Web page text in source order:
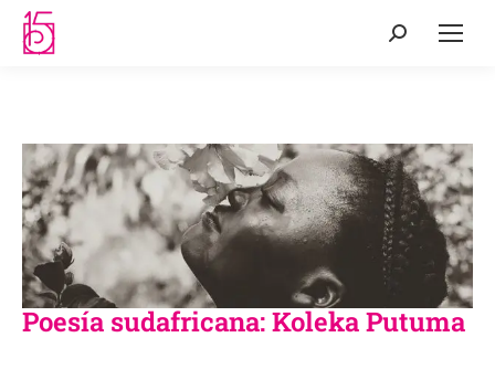
Poesía sudafricana: Koleka Putuma